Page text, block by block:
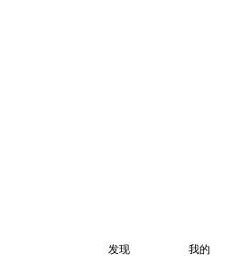
发现 我的